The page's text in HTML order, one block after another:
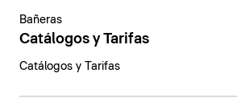
Bañeras
Catálogos y Tarifas
Catálogos y Tarifas